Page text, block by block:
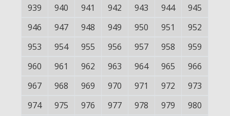
939
940 941 942 943 944
945
946
947 948 949 950 951
952
953
954 955 956 957 958
959
960
961 962 963 964 965
966
967
968 969 970 971 972
973
974
975 976 977 978 979
980